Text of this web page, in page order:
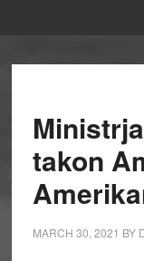
takon
MARCH 30, 2021 BY